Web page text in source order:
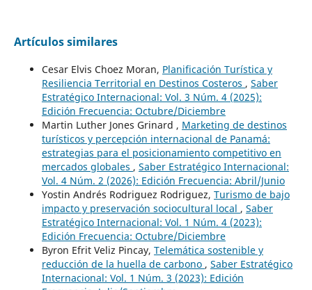
Artículos similares
Cesar Elvis Choez Moran, Planificación Turística y
Resiliencia Territorial en Destinos Costeros , Saber
Estratégico Internacional: Vol. 3 Núm. 4 (2025):
Edición Frecuencia: Octubre/Diciembre
Martin Luther Jones Grinard , Marketing de destinos
turísticos y percepción internacional de Panamá:
estrategias para el posicionamiento competitivo en
mercados globales , Saber Estratégico Internacional:
Vol. 4 Núm. 2 (2026): Edición Frecuencia: Abril/Junio
Yostin Andrés Rodriguez Rodriguez, Turismo de bajo
impacto y preservación sociocultural local , Saber
Estratégico Internacional: Vol. 1 Núm. 4 (2023):
Edición Frecuencia: Octubre/Diciembre
Byron Efrit Veliz Pincay, Telemática sostenible y
reducción de la huella de carbono , Saber Estratégico
Internacional: Vol. 1 Núm. 3 (2023): Edición